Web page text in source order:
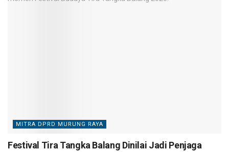
MITRA DPRD MURUNG RAYA
Festival Tira Tangka Balang Dinilai Jadi Penjaga